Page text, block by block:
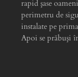
rapid şase
perimetru de
instalate pe
Apoi se prăbuşi